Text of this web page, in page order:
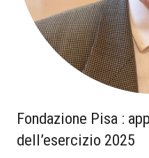
Fondazione Pisa :
dell’esercizio 2025